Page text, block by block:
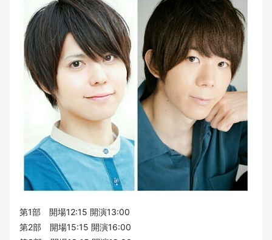
第1部 開場12:15 開演13:00
第2部 開場15:15 開演16:00